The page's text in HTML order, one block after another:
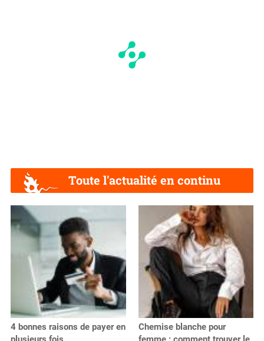
Toute l'actualité en continu
4 bonnes raisons de payer en
Chemise blanche pour